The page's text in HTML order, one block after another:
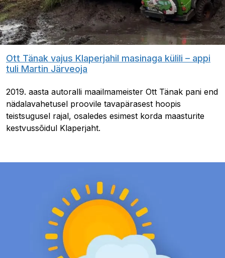
Ott Tänak vajus Klaperjahil masinaga külili – appi
tuli Martin Järveoja
2019. aasta autoralli maailmameister Ott Tänak pani end
nädalavahetusel proovile tavapärasest hoopis
teistsugusel rajal, osaledes esimest korda maasturite
kestvussõidul Klaperjaht.